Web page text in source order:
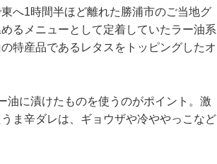
へ1時間半ほど離れた勝浦市のご当地グ
るメニューとして定着していたラー油系
特産品であるレタスをトッピングしたオ
に漬けたものを使うのがポイント。激
ま辛ダレは、ギョウザや冷ややっこなど